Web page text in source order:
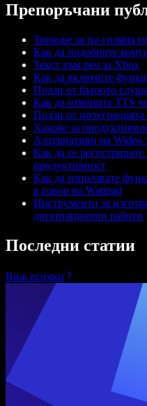
Препоръчани
Трикове за по-голяма
Как да подобрите
Текст към реч за Xbox
Как да включите
Ползи от бързото
Как да отмените TTS
Ползи от
Хакове за
Алтернативи на Wideo
Как да се регистрирате
продуктивност
Как да използвате
в говор на Wattpad
Инструменти за
дисертационни работи
Последни статии
Виж всички